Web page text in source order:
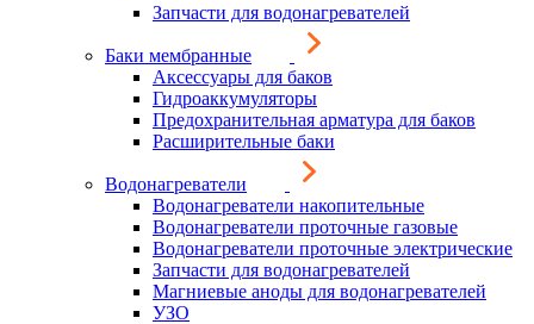
Запчасти для водонагревателей
Баки мембранные
Аксессуары для баков
Гидроаккумуляторы
Предохранительная арматура для баков
Расширительные баки
Водонагреватели
Водонагреватели накопительные
Водонагреватели проточные газовые
Водонагреватели проточные электрические
Запчасти для водонагревателей
Магниевые аноды для водонагревателей
УЗО